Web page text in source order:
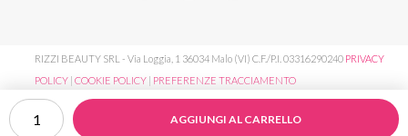
The
UV
AGGIUNGI AL CARRELLO
RIZZI BEAUTY SRL - Via Loggia, 1 36034 Malo (VI) C.F./P.I. 03316290240 PRIVACY
POLICY | COOKIE POLICY | PREFERENZE TRACCIAMENTO